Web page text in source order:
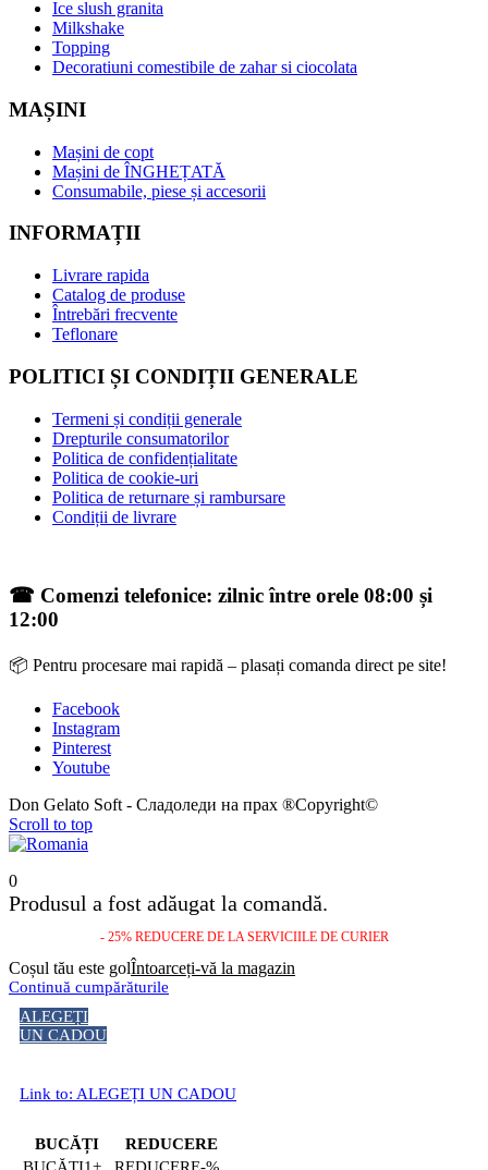
Ice slush granita
Milkshake
Topping
Decoratiuni comestibile de zahar si ciocolata
MAȘINI
Mașini de copt
Mașini de ÎNGHEȚATĂ
Consumabile, piese și accesorii
INFORMAȚII
Livrare rapida
Catalog de produse
Întrebări frecvente
Teflonare
POLITICI ȘI CONDIȚII GENERALE
Termeni și condiții generale
Drepturile consumatorilor
Politica de confidențialitate
Politica de cookie-uri
Politica de returnare și rambursare
Condiții de livrare
☎ Comenzi telefonice: zilnic între orele 08:00 și
12:00
📦 Pentru procesare mai rapidă – plasați comanda direct pe site!
Facebook
Instagram
Pinterest
Youtube
Don Gelato Soft - Сладоледи на прах ®Copyright©
Scroll to top
0
Produsul a fost adăugat la comandă.
- 25% REDUCERE DE LA SERVICIILE DE CURIER
Coșul tău este golÎntoarceți-vă la magazin
Continuă cumpărăturile
ALEGEȚI
UN CADOU
Link to: ALEGEȚI UN CADOU
BUCĂȚI
REDUCERE